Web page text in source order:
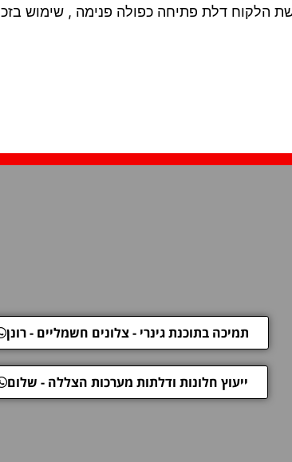
תמיכה בתוכנת גינרי - צלונים חשמליים - רונן
ייעוץ חלונות ודלתות מערכות הצללה - שלום